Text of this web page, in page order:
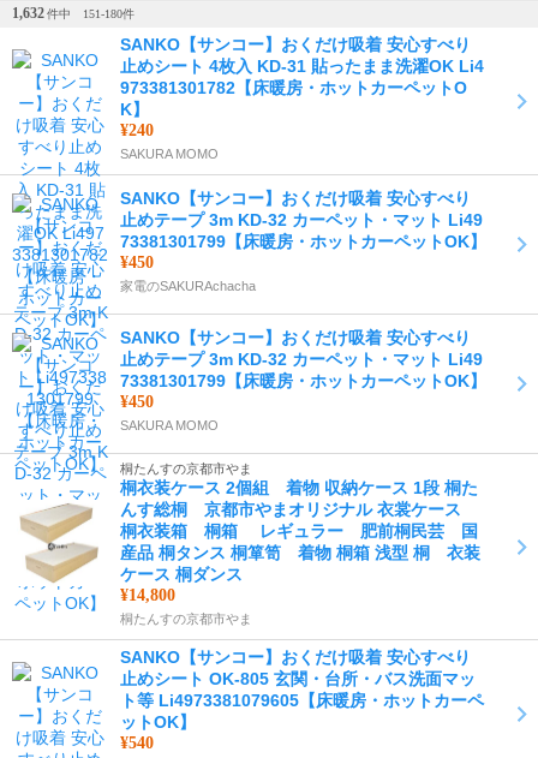
1,632件中 151-180件
SANKO【サンコー】おくだけ吸着 安心すべり
止めシート 4枚入 KD-31 貼ったまま洗濯OK Li4
973381301782【床暖房・ホットカーペットO
K】
¥240
SAKURA MOMO
SANKO【サンコー】おくだけ吸着 安心すべり
止めテープ 3m KD-32 カーペット・マット Li49
73381301799【床暖房・ホットカーペットOK】
¥450
家電のSAKURAchacha
SANKO【サンコー】おくだけ吸着 安心すべり
止めテープ 3m KD-32 カーペット・マット Li49
73381301799【床暖房・ホットカーペットOK】
¥450
SAKURA MOMO
桐たんすの京都市やま
桐衣装ケース 2個組 着物 収納ケース 1段 桐た
んす総桐 京都市やまオリジナル 衣裳ケース
桐衣装箱 桐箱 レギュラー 肥前桐民芸 国
産品 桐タンス 桐箪笥 着物 桐箱 浅型 桐 衣装
ケース 桐ダンス
¥14,800
桐たんすの京都市やま
SANKO【サンコー】おくだけ吸着 安心すべり
止めシート OK-805 玄関・台所・バス洗面マッ
ト等 Li4973381079605【床暖房・ホットカーペ
ットOK】
¥540